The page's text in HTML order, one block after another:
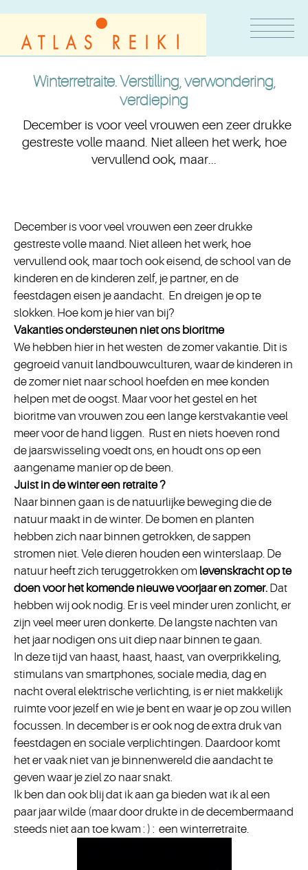
Winterretraite. Verstilling, verwondering,
verdieping
December is voor veel vrouwen een zeer drukke
gestreste volle maand. Niet alleen het werk, hoe
vervullend ook, maar...
December is voor veel vrouwen een zeer drukke
gestreste volle maand. Niet alleen het werk, hoe
vervullend ook, maar toch ook eisend, de school van de
kinderen en de kinderen zelf, je partner, en de
feestdagen eisen je aandacht. En dreigen je op te
slokken. Hoe kom je hier van bij?
Vakanties ondersteunen niet ons bioritme
We hebben hier in het westen de zomer vakantie. Dit is
gegroeid vanuit landbouwculturen, waar de kinderen in
de zomer niet naar school hoefden en mee konden
helpen met de oogst. Maar voor het gestel en het
bioritme van vrouwen zou een lange kerstvakantie veel
meer voor de hand liggen. Rust en niets hoeven rond
de jaarswisseling voedt ons, en houdt ons op een
aangename manier op de been.
Juist in de wintereen retraite?
Naar binnen gaan is de natuurlijke beweging die de
natuur maakt in de winter. De bomen en planten
hebben zich naar binnen getrokken, de sappen
stromen niet. Vele dieren houden een winterslaap. De
natuur heeft zich teruggetrokken om levenskracht op te
doen voor het komende nieuwe voorjaar en zomer. Dat
hebben wij ook nodig. Er is veel minder uren zonlicht, er
zijn veel meer uren donkerte. De langste nachten van
het jaar nodigen ons uit diep naar binnen te gaan.
In deze tijd van haast, haast, haast, van overprikkeling,
stimulans van smartphones, sociale media, dag en
nacht overal elektrische verlichting, is er niet makkelijk
ruimte voor jezelf en wie je bent en waar je op zou willen
focussen. In december is er ook nog de extra druk van
feestdagen en sociale verplichtingen. Daardoor komt
het er vaak niet van je binnenwereld die aandacht te
geven waar je ziel zo naar snakt.
Ik ben dan ook blij dat ik aan ga bieden wat ik al een
paar jaar wilde (maar door drukte in de decembermaand
steeds niet aan toe kwam : ) : een winterretraite.